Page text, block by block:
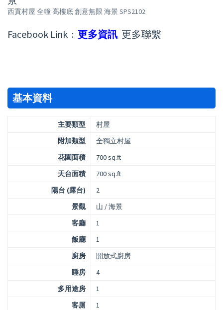
西貢村屋 全幢 高樓底 創意無限 海景 SPS2102
Facebook Link : 更多資訊 更多聯繫
基本資料
主要類型
村屋
附加類型
全獨立村屋
花園面積
700 sq.ft
天台面積
700 sq.ft
陽台 (露台)
2
景觀
山 / 海景
客廳
1
飯廳
1
廚房
開放式廚房
睡房
4
多用途房
1
客厠
1